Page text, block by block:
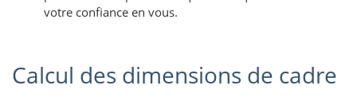
votre confiance en vous.
Calcul des dimensions de cadre